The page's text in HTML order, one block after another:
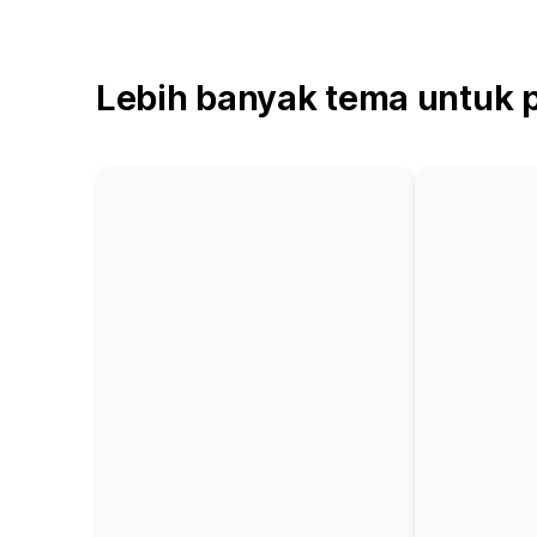
Lebih banyak tema untuk